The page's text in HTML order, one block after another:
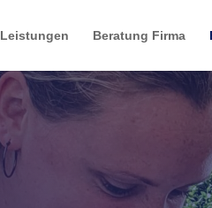
Leistungen Beratung Firma